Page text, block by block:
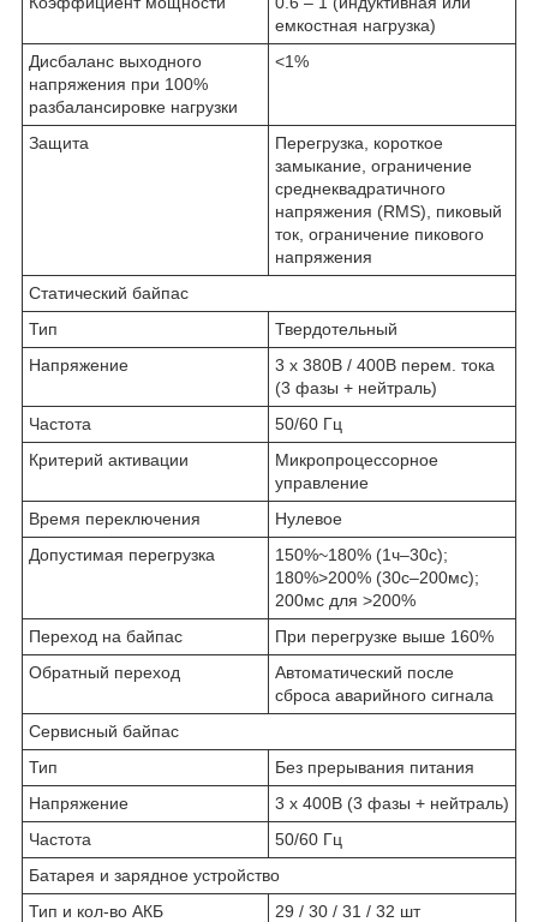
емкостная нагрузка)
Дисбаланс выходного
напряжения при 100%
разбалансировке нагрузки
<1%
Защита
Перегрузка, короткое
замыкание, ограничение
среднеквадратичного
напряжения (RMS), пиковый
ток, ограничение пикового
напряжения
Статический байпас
Тип
Твердотельный
Напряжение
3 x 380В / 400В перем. тока
(3 фазы + нейтраль)
Частота
50/60 Гц
Критерий активации
Микропроцессорное
управление
Время переключения
Нулевое
Допустимая перегрузка
150%~180% (1ч–30с);
180%>200% (30с–200мс);
200мс для >200%
Переход на байпас
При перегрузке выше 160%
Обратный переход
Автоматический после
сброса аварийного сигнала
Сервисный байпас
Тип
Без прерывания питания
Напряжение
3 x 400В (3 фазы + нейтраль)
Частота
50/60 Гц
Батарея и зарядное устройство
Тип и кол-во АКБ
29 / 30 / 31 / 32 шт